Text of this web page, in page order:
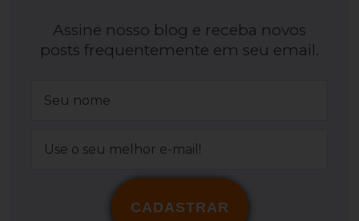
Assine nosso blog e receba novos
posts frequentemente em seu email.
CADASTRAR